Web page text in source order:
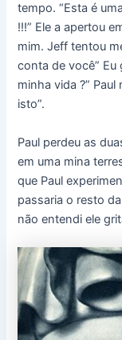
tempo. “Esta é
!!!” Ele a apertou
mim. Jeff tentou
conta de você” Eu
minha vida ?”
isto”.
Paul perdeu as
em uma mina
que Paul
passaria o resto
não entendi ele